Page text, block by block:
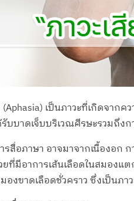
(Aphasia) เป็นภาวะที่เกิดจา
บบาดเจ็บบริเวณศีรษะรวมถึง
รสื่อภาษา อาจมาจากเนื้องอก
มีอาการเส้นเลือดในสมองแ
องขาดเลือดชั่วคราว ซึ่งเป็นภ